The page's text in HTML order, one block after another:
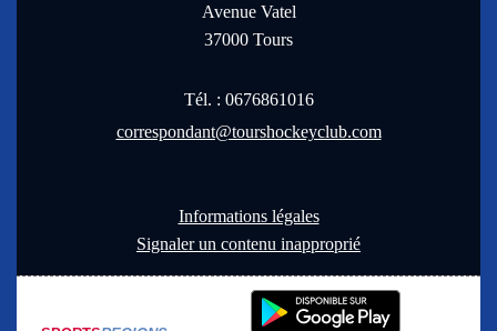
Avenue Vatel
37000 Tours
Tél. : 0676861016
correspondant@tourshockeyclub.com
Informations légales
Signaler un contenu inapproprié